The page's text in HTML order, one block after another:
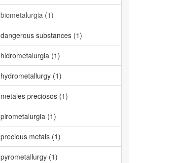
biometalurgia (1)
dangerous substances (1)
hidrometalurgia (1)
hydrometallurgy (1)
metales preciosos (1)
pirometalurgia (1)
precious metals (1)
pyrometallurgy (1)